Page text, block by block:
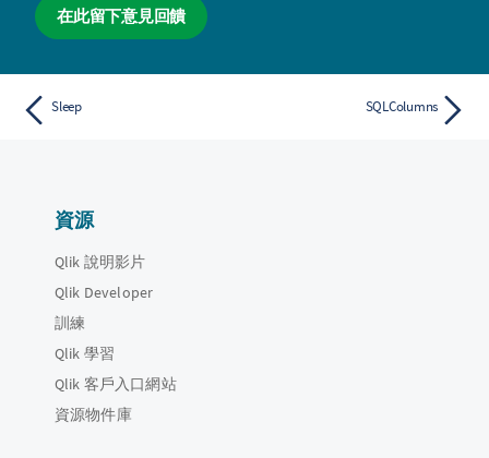
在此留下意見回饋
Sleep SQLColumns
資源
Qlik 說明影片
Qlik Developer
訓練
Qlik 學習
Qlik 客戶入口網站
資源物件庫